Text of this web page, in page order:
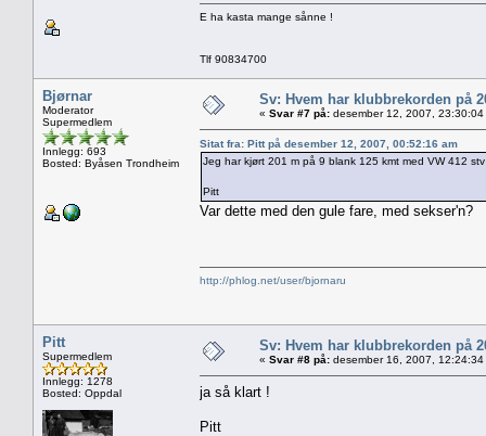
E ha kasta mange sånne !
Tlf 90834700
Bjørnar
Moderator
Supermedlem
Innlegg: 693
Bosted: Byåsen Trondheim
Sv: Hvem har klubbrekorden på
« Svar #7 på: desember 12, 2007, 23:30:04
Sitat fra: Pitt på desember 12, 2007, 00:52:16 am
Jeg har kjørt 201 m på 9 blank 125 kmt med VW 412
Pitt
Var dette med den gule fare, med sekser'n?
http://phlog.net/user/bjornaru
Pitt
Supermedlem
Innlegg: 1278
Bosted: Oppdal
Sv: Hvem har klubbrekorden på
« Svar #8 på: desember 16, 2007, 12:24:34
ja så klart !
Pitt